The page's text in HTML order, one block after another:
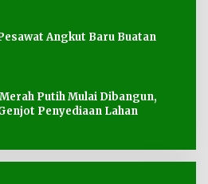
Angkut Baru Buatan
Putih Mulai Dibangun,
Penyediaan Lahan